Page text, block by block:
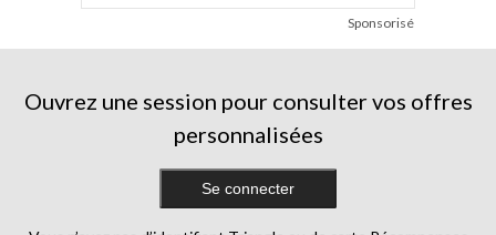
Sponsorisé
Ouvrez une session pour consulter vos offres
personnalisées
Se connecter